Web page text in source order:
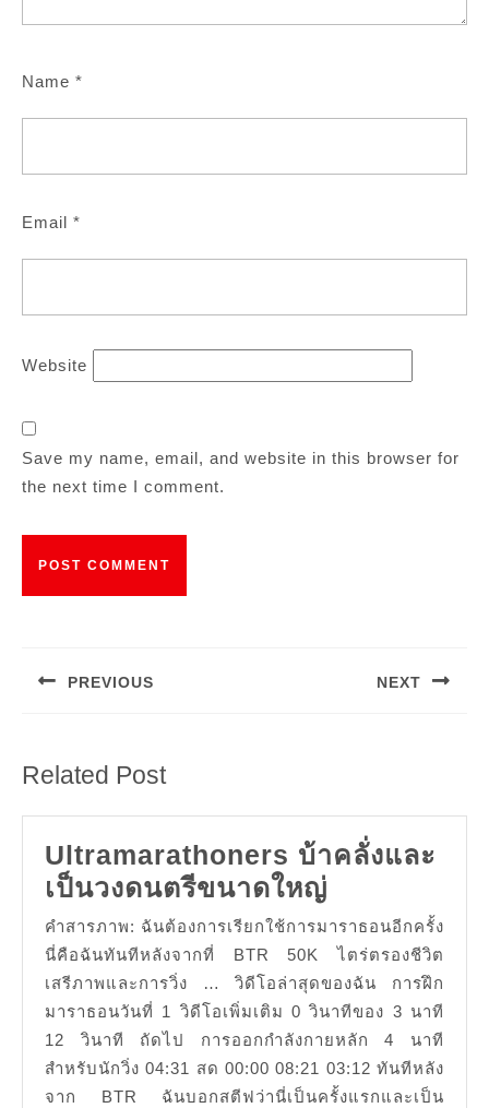
Name *
Email *
Website
Save my name, email, and website in this browser for
the next time I comment.
PREVIOUS NEXT
Related Post
Ultramarathoners บ้าคลั่งและ
เป็นวงดนตรีขนาดใหญ่
บ้า
คลั่ง
และ
เป็น
วง
ดนตรี
คำสารภาพ: ฉันต้องการเรียกใช้การมาราธอนอีกครั้ง
นี่คือฉันทันทีหลังจากที่ BTR 50K ไตร่ตรองชีวิต
เสรีภาพและการวิ่ง … วิดีโอล่าสุดของฉัน การฝึก
มาราธอนวันที่ 1 วิดีโอเพิ่มเติม 0 วินาทีของ 3 นาที
12 วินาที ถัดไป การออกกำลังกายหลัก 4 นาที
สำหรับนักวิ่ง 04:31 สด 00:00 08:21 03:12 ทันทีหลัง
จาก BTR ฉันบอกสตีฟว่านี่เป็นครั้งแรกและเป็น